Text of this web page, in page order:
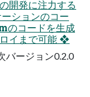
開発に注力する
ションのコー
のコードを生成
イまで可能 ❖
バージョン0.2.0